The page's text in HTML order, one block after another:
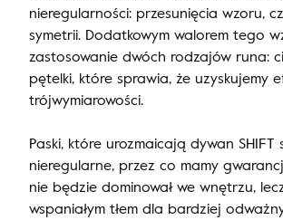
nieregularności: przesunięcia wzoru,
symetrii. Dodatkowym walorem tego
zastosowanie dwóch rodzajów runa:
pętelki, które sprawia, że uzyskujemy
trójwymiarowości.
Paski, które urozmaicają dywan
nieregularne, przez co mamy
nie będzie dominował we wnętrzu,
wspaniałym tłem dla bardziej